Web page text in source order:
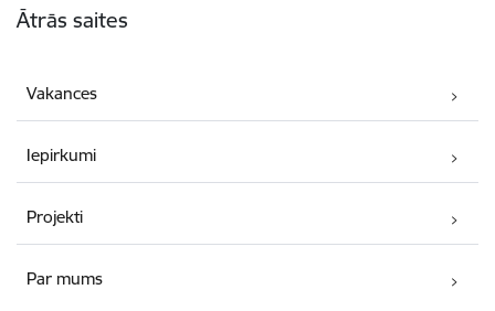
Ātrās saites
Vakances
Iepirkumi
Projekti
Par mums